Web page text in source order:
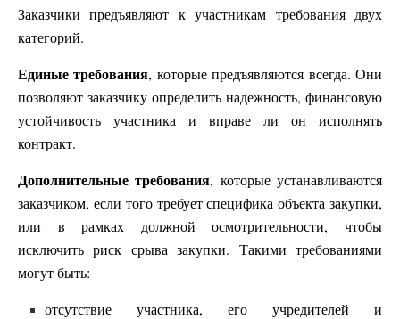
Заказчики предъявляют к участникам требования двух
категорий.
Единые требования, которые предъявляются всегда. Они
позволяют заказчику определить надежность, финансовую
устойчивость участника и вправе ли он исполнять
контракт.
Дополнительные требования, которые устанавливаются
заказчиком, если того требует специфика объекта закупки,
или в рамках должной осмотрительности, чтобы
исключить риск срыва закупки. Такими требованиями
могут быть:
отсутствие участника, его учредителей и